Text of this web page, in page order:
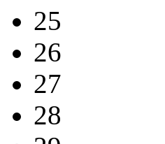
25
26
27
28